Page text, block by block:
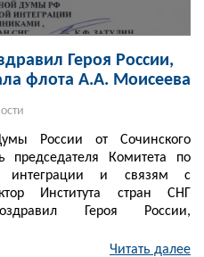
Героя России,
флота А.А. Моисеева
России от Сочинского
председателя Комитета по
интеграции и связям с
Института стран СНГ
Героя России,
Читать далее